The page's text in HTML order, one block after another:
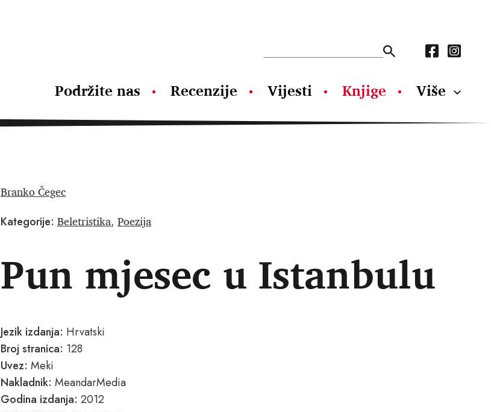
Podržite nas Recenzije Vijesti Knjige Više
Branko Čegec
Kategorije: Beletristika, Poezija
Pun mjesec u Istanbulu
Jezik izdanja: Hrvatski
Broj stranica: 128
Uvez: Meki
Nakladnik: MeandarMedia
Godina izdanja: 2012